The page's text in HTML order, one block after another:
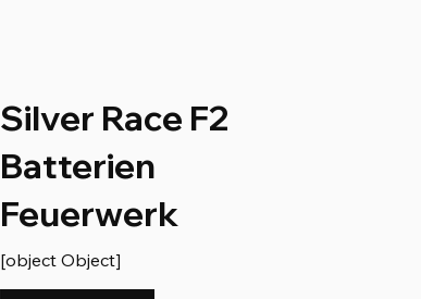
Silver Race F2
Batterien
Feuerwerk
[object Object]